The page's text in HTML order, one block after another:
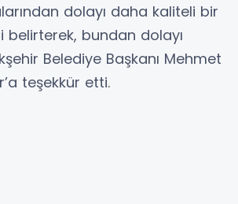
dolayı daha kaliteli bir
belirterek, bundan dolayı
Belediye Başkanı Mehmet
teşekkür etti.